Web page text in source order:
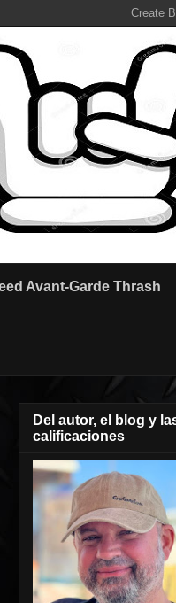
Avant-Garde Thrash
Del autor, el blog y
calificaciones